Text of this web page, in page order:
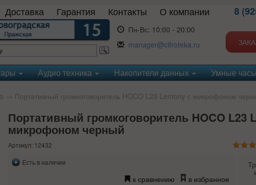
Доставка Гарантия Контакты О компании
Пн-Вс: 10:00 - 20:00
manager@cifroteka.ru
8
Аудио техника Накопители данных Умные
→ Портативный громкоговоритель HOCO L23 Lemony с микрофоном
Портативный громкоговоритель HOCO L23
микрофоном черный
Артикул: 12432
Есть в наличии
к сравнению в избранное